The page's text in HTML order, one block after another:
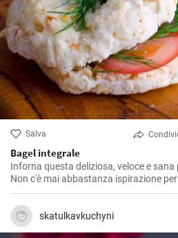
Salva
Bagel integrale
Inforna questa deliziosa, veloce e
Non c'è mai abbastanza ispirazione
gustosa.
skatulkavkuchyni